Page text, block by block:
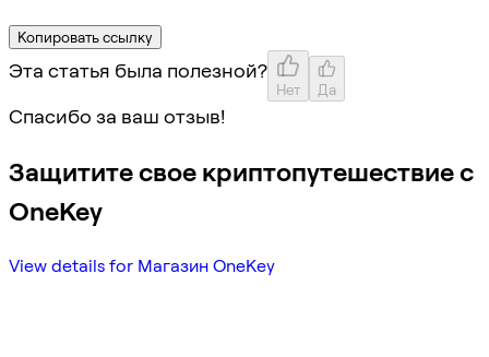
Копировать ссылку
Эта статья была полезной?
Нет Да
Спасибо за ваш отзыв!
Защитите свое криптопутешествие с
OneKey
View details for Магазин OneKey